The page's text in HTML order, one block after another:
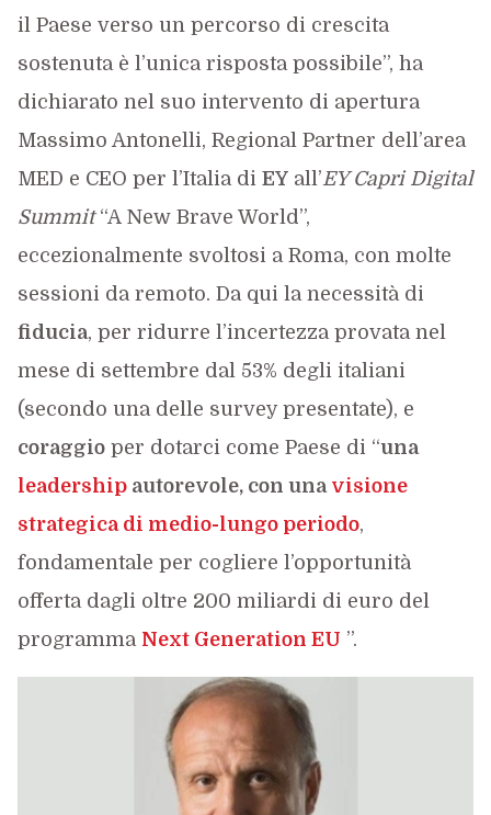
il Paese verso un percorso di crescita
sostenuta è l’unica risposta possibile”, ha
dichiarato nel suo intervento di apertura
Massimo Antonelli, Regional Partner dell’area
MED e CEO per l’Italia di EYall’EY Capri Digital
Summit“A New Brave World”,
eccezionalmente svoltosi a Roma, con molte
sessioni da remoto. Da qui la necessità di
fiducia, per ridurre l’incertezza provata nel
mese di settembre dal 53% degli italiani
(secondo una delle survey presentate), e
coraggioper dotarci come Paese di “una
leadershipautorevole, con una visione
strategica di medio-lungo periodo,
fondamentale per cogliere l’opportunità
offerta dagli oltre 200 miliardi di euro del
programma Next Generation EU ”.